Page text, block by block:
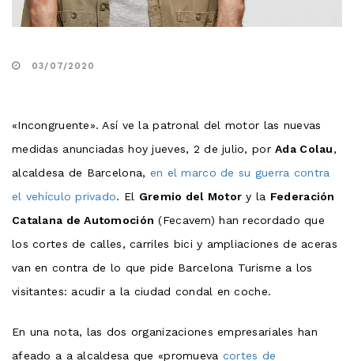
03/07/2020
«Incongruente». Así ve la patronal del motor las nuevas
medidas anunciadas hoy jueves, 2 de julio, porAda Colau,
alcaldesa de Barcelona, en el marco de su guerra contra
el vehículo privado. El Gremio del Motor y la Federación
Catalana de Automoción (Fecavem) han recordado que
los cortes de calles, carriles bici y ampliaciones de aceras
van en contra de lo que pide Barcelona Turisme a los
visitantes: acudir a la ciudad condal en coche.
En una nota, las dos organizaciones empresariales han
afeado a a alcaldesa que «promueva cortes de